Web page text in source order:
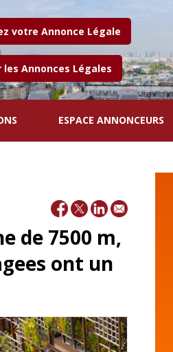
votre Annonce Légale
les Annonces Légales
ESPACE ANNONCEURS
de 7500 m,
ont un